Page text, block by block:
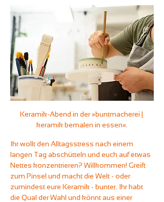
Keramik-Abend in der »buntmacherei |
keramik bemalen in essen«.
Ihr wollt den Alltagsstress nach einem
langen Tag abschütteln und euch auf etwas
Nettes konzentrieren? Willkommen! Greift
zum Pinsel und macht die Welt - oder
zumindest eure Keramik - bunter. Ihr habt
die Qual der Wahl und könnt aus einer